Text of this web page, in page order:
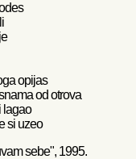
opijas
od otrova
lagao
si uzeo
sebe", 1995.